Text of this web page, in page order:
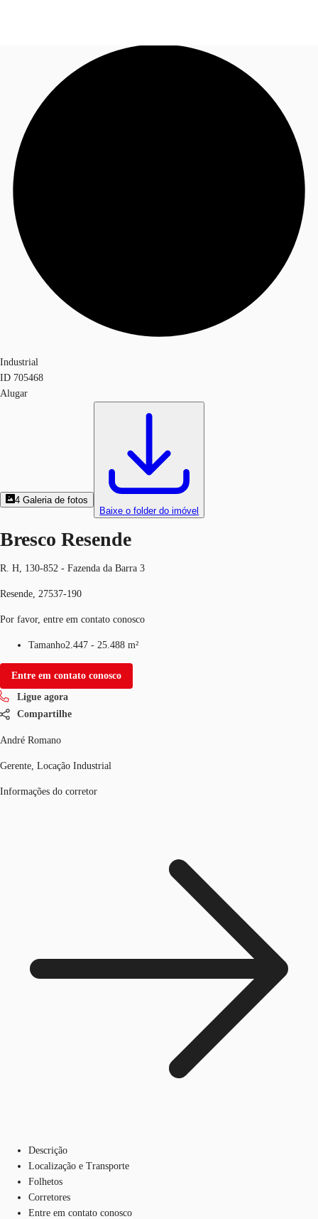
Sobre a JLL
Receba Nossa Newsletter
Ligue agora
Industrial
ID 705468
Alugar
4 Galeria de fotos
Baixe o folder do imóvel
Bresco Resende
R. H, 130-852 - Fazenda da Barra 3
Resende, 27537-190
Por favor, entre em contato conosco
Tamanho2.447 - 25.488 m²
Entre em contato conosco
Ligue agora
Compartilhe
André Romano
Gerente, Locação Industrial
Informações do corretor
Descrição
Localização e Transporte
Folhetos
Corretores
Entre em contato conosco